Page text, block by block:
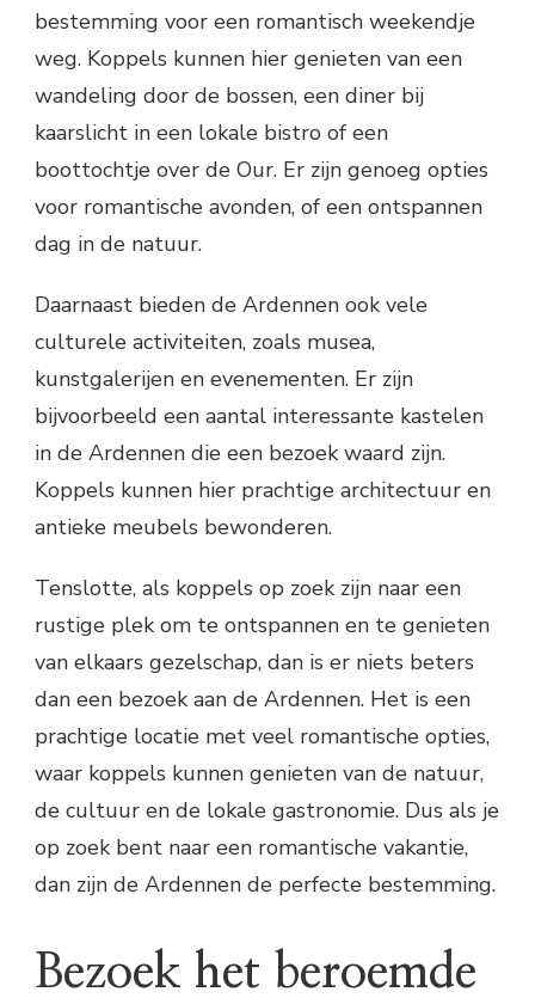
bestemming voor een romantisch weekendje
weg. Koppels kunnen hier genieten van een
wandeling door de bossen, een diner bij
kaarslicht in een lokale bistro of een
boottochtje over de Our. Er zijn genoeg opties
voor romantische avonden, of een ontspannen
dag in de natuur.
Daarnaast bieden de Ardennen ook vele
culturele activiteiten, zoals musea,
kunstgalerijen en evenementen. Er zijn
bijvoorbeeld een aantal interessante kastelen
in de Ardennen die een bezoek waard zijn.
Koppels kunnen hier prachtige architectuur en
antieke meubels bewonderen.
Tenslotte, als koppels op zoek zijn naar een
rustige plek om te ontspannen en te genieten
van elkaars gezelschap, dan is er niets beters
dan een bezoek aan de Ardennen. Het is een
prachtige locatie met veel romantische opties,
waar koppels kunnen genieten van de natuur,
de cultuur en de lokale gastronomie. Dus als je
op zoek bent naar een romantische vakantie,
dan zijn de Ardennen de perfecte bestemming.
Bezoek het beroemde